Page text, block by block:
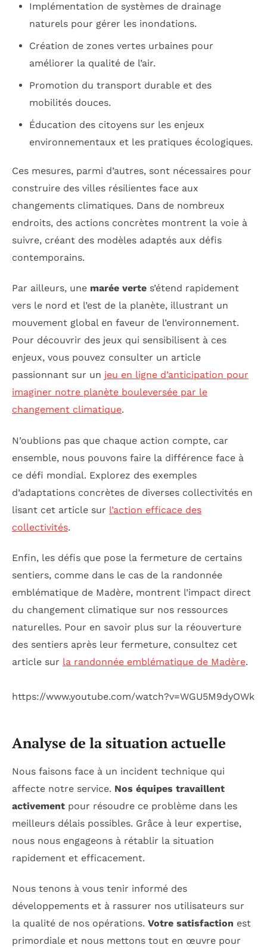
Implémentation de systèmes de drainage
naturels pour gérer les inondations.
Création de zones vertes urbaines pour
améliorer la qualité de l’air.
Promotion du transport durable et des
mobilités douces.
Éducation des citoyens sur les enjeux
environnementaux et les pratiques écologiques.
Ces mesures, parmi d’autres, sont nécessaires pour
construire des villes résilientes face aux
changements climatiques. Dans de nombreux
endroits, des actions concrètes montrent la voie à
suivre, créant des modèles adaptés aux défis
contemporains.
Par ailleurs, une marée verte s’étend rapidement
vers le nord et l’est de la planète, illustrant un
mouvement global en faveur de l’environnement.
Pour découvrir des jeux qui sensibilisent à ces
enjeux, vous pouvez consulter un article
passionnant sur un jeu en ligne d’anticipation pour
imaginer notre planète bouleversée par le
changement climatique.
N’oublions pas que chaque action compte, car
ensemble, nous pouvons faire la différence face à
ce défi mondial. Explorez des exemples
d’adaptations concrètes de diverses collectivités en
lisant cet article sur l’action efficace des
collectivités.
Enfin, les défis que pose la fermeture de certains
sentiers, comme dans le cas de la randonnée
emblématique de Madère, montrent l’impact direct
du changement climatique sur nos ressources
naturelles. Pour en savoir plus sur la réouverture
des sentiers après leur fermeture, consultez cet
article sur la randonnée emblématique de Madère.
https://www.youtube.com/watch?v=WGU5M9dyOWk
Analyse de la situation actuelle
Nous faisons face à un incident technique qui
affecte notre service. Nos équipes travaillent
activement pour résoudre ce problème dans les
meilleurs délais possibles. Grâce à leur expertise,
nous nous engageons à rétablir la situation
rapidement et efficacement.
Nous tenons à vous tenir informé des
développements et à rassurer nos utilisateurs sur
la qualité de nos opérations. Votre satisfaction est
primordiale et nous mettons tout en œuvre pour